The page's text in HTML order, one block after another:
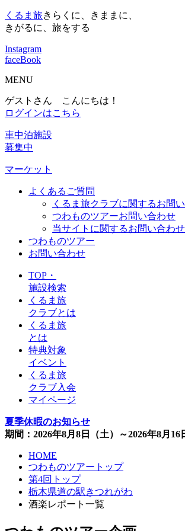
くるま旅きらくに、きままに、
きがるに、旅をする
Instagram
faceBook
MENU
ゲストさん こんにちは！
ログインはこちら
車中泊施設
募集中
マーケット
よくあるご質問
くるま旅クラブに関するお問
つわものツアーお問い合わせ
当サイトに関するお問い合わせ
つわものツアー
お問い合わせ
TOP・
施設検索
くるま旅
クラブとは
くるま旅
とは
特典対象
イベント
くるま旅
クラブ入会
マイページ
夏季休暇のお知らせ
期間：2026年8月8日（土）～2026年8月
HOME
つわものツアートップ
第4回トップ
栃木県道の駅きつれがわ
酒楽レポート一覧